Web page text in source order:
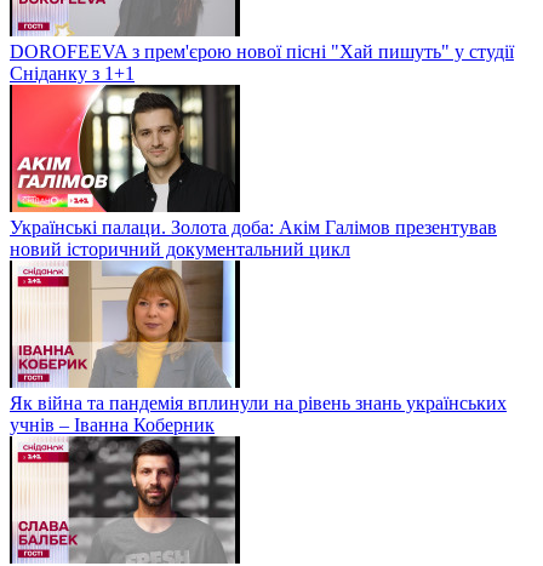
DOROFEEVA з прем'єрою нової пісні "Хай пишуть" у студії
Сніданку з 1+1
Українські палаци. Золота доба: Акім Галімов презентував
новий історичний документальний цикл
Як війна та пандемія вплинули на рівень знань українських
учнів – Іванна Коберник